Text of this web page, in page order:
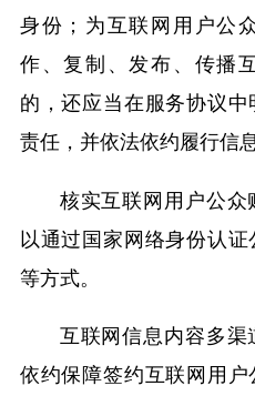
身份；为互联网用户公
作、复制、发布、传播
的，还应当在服务协议
责任，并依法依约履行信
核实互联网用户公
以通过国家网络身份认
等方式。
互联网信息内容多
依约保障签约互联网用